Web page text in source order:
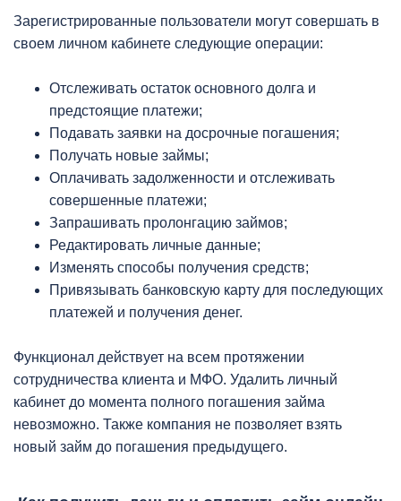
Зарегистрированные пользователи могут совершать в
своем личном кабинете следующие операции:
Отслеживать остаток основного долга и
предстоящие платежи;
Подавать заявки на досрочные погашения;
Получать новые займы;
Оплачивать задолженности и отслеживать
совершенные платежи;
Запрашивать пролонгацию займов;
Редактировать личные данные;
Изменять способы получения средств;
Привязывать банковскую карту для последующих
платежей и получения денег.
Функционал действует на всем протяжении
сотрудничества клиента и МФО. Удалить личный
кабинет до момента полного погашения займа
невозможно. Также компания не позволяет взять
новый займ до погашения предыдущего.